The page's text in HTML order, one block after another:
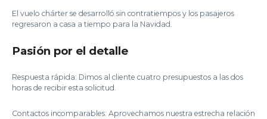
El vuelo chárter se desarrolló sin contratiempos y los pasajeros
regresaron a casa a tiempo para la Navidad.
Pasión por el detalle
Respuesta rápida: Dimos al cliente cuatro presupuestos a las dos
horas de recibir esta solicitud.
Contactos incomparables: Aprovechamos nuestra estrecha relación